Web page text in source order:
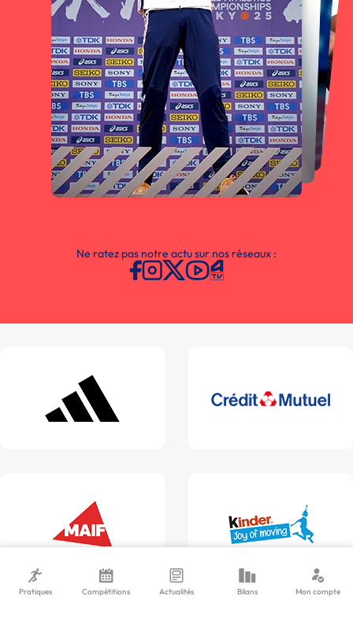
Ne ratez pas notre actu sur nos réseaux :
Pratiques Compétitions Actualités Bilans Mon compte